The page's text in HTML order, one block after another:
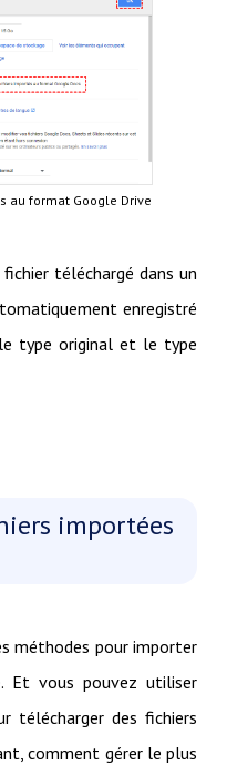
au format Google Drive
téléchargé dans un
enregistré
type original et le type
importées
méthodes pour importer
Et vous pouvez utiliser
télécharger des fichiers
comment gérer le plus